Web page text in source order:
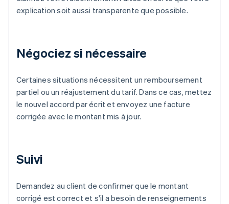
explication soit aussi transparente que possible.
Négociez si nécessaire
Certaines situations nécessitent un remboursement
partiel ou un réajustement du tarif. Dans ce cas, mettez
le nouvel accord par écrit et envoyez une facture
corrigée avec le montant mis à jour.
Suivi
Demandez au client de confirmer que le montant
corrigé est correct et s'il a besoin de renseignements